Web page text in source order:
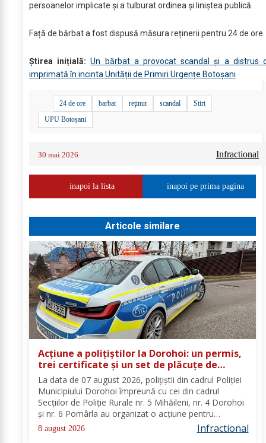
persoanelor implicate și a tulburat ordinea și liniștea publică.
Față de bărbat a fost dispusă măsura reținerii pentru 24 de ore.
Știrea inițială: Un bărbat a provocat scandal și a distrus
imprimată în incinta Unității de Primiri Urgențe Botoșani
24 de ore barbat reţinut scandal
Stiri
UPU Botoșani
30 mai 2026 Infractional
inapoi la lista inapoi pe prima pagina
Articole similare
Acțiune a polițiștilor la Dorohoi: un permis,
trei certificate și un set de plăcuțe de
înmatriculare reținute
La data de 07 august 2026, polițiștii din cadrul Poliției
Municipiului Dorohoi împreună cu cei din cadrul
Secțiilor de Poliție Rurale nr. 5 Mihăileni, nr. 4 Dorohoi
și nr. 6 Pomârla au organizat o acțiune pentru
prevenirea și combaterea faptelor de natură penală și
contravențională, verificarea...
8 august 2026 Infractional